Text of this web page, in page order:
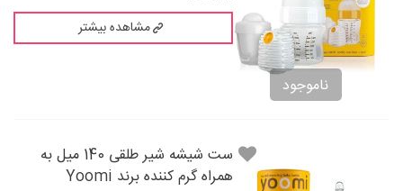
ناموجود
مشاهده بیشتر
ست شیشه شیر طلقی 140 میل به
همراه گرم کننده برند Yoomi